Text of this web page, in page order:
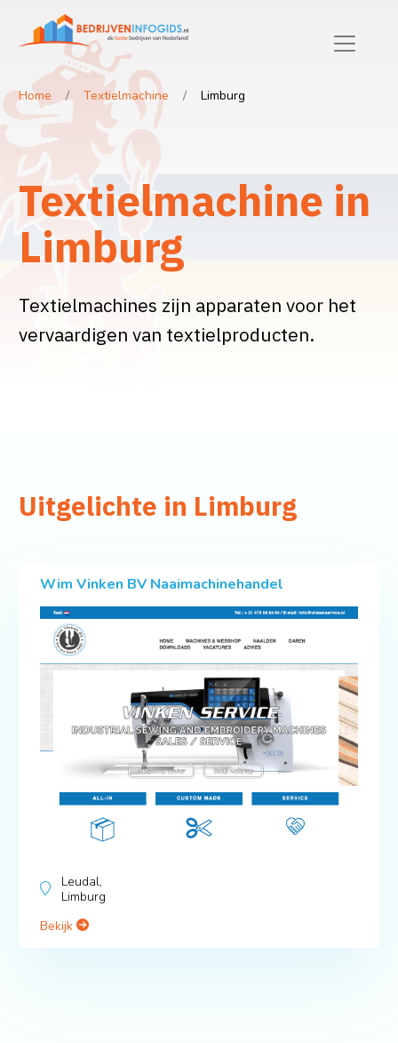
Home Textielmachine Limburg
Textielmachine in
Limburg
Textielmachines zijn apparaten voor het
vervaardigen van textielproducten.
Uitgelichte in Limburg
Wim Vinken BV Naaimachinehandel
Leudal,
Limburg
Bekijk